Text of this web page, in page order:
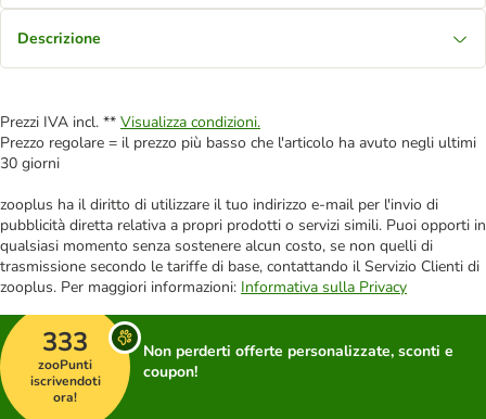
Descrizione
Prezzi IVA incl. ** Visualizza condizioni.
Prezzo regolare = il prezzo più basso che l'articolo ha avuto negli ultimi
30 giorni
zooplus ha il diritto di utilizzare il tuo indirizzo e-mail per l'invio di
pubblicità diretta relativa a propri prodotti o servizi simili. Puoi opporti in
qualsiasi momento senza sostenere alcun costo, se non quelli di
trasmissione secondo le tariffe di base, contattando il Servizio Clienti di
zooplus. Per maggiori informazioni: Informativa sulla Privacy
333
zooPunti
iscrivendoti
ora!
Non perderti offerte personalizzate, sconti e
coupon!